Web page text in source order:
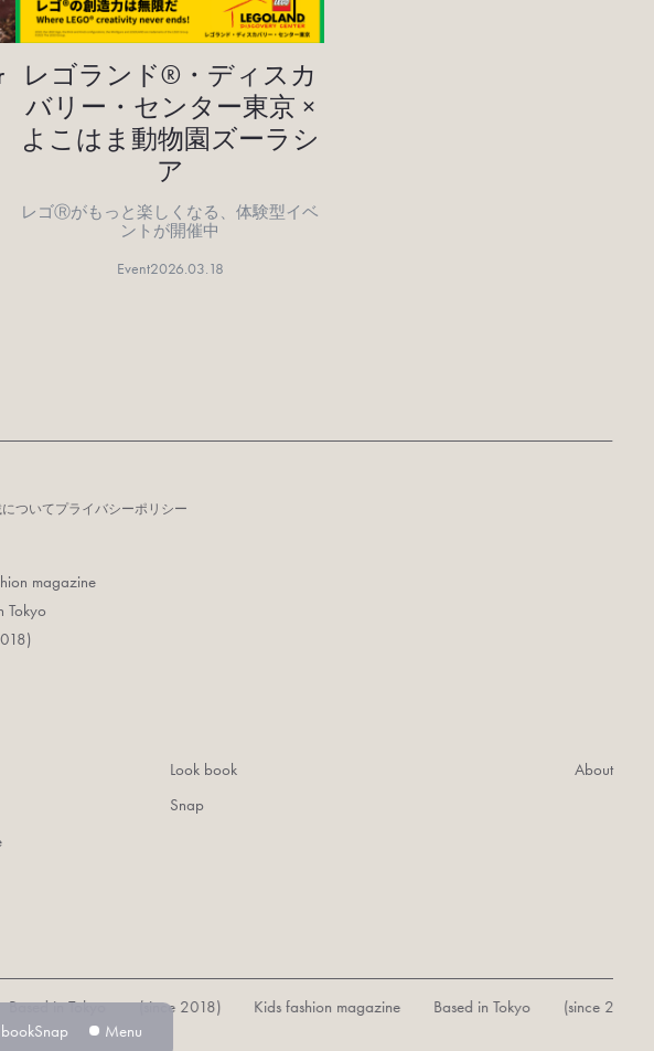
レゴランド®・ディスカ
バリー・センター東京 ×
よこはま動物園ズーラシ
ア
レゴⓇがもっと楽しくなる、体験型イベ
ントが開催中
Event2026.03.18
ついてプライバシーポリシー
magazine
Tokyo
Look book
Snap
About
Tokyo (since 2018) Kids fashion magazine Based in Tokyo (since 2018)
Snap